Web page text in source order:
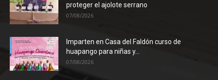
proteger el ajolote serrano
07/08/2026
Imparten en Casa del Faldón curso de
huapango para niñas y...
07/08/2026